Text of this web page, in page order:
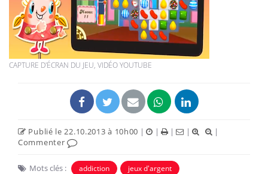
CAPTURE D'ÉCRAN DU JEU, VIDÉO YOUTUBE
Publié le 22.10.2013 à 10h00 | | | |
|
Commenter
Mots clés : addiction jeux d'argent